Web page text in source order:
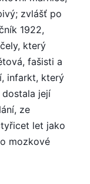
zvlášť po
1922,
který
fašisti a
infarkt, který
její
ze
let jako
mozkové